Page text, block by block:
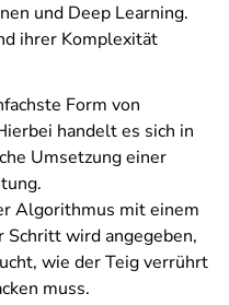
und Deep Learning.
ihrer Komplexität
Form von
handelt es sich in
Umsetzung einer
Algorithmus mit einem
Schritt wird angegeben,
wie der Teig verrührt
muss.